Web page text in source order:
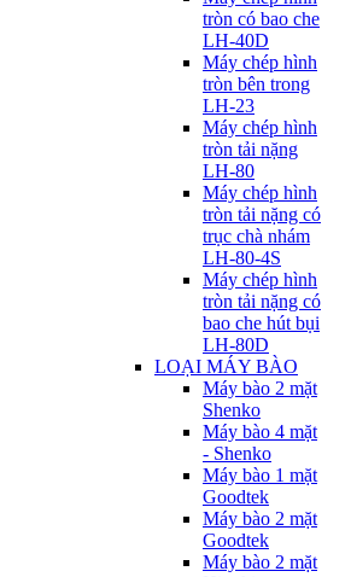
tròn có bao che
LH-40D
Máy chép hình
tròn bên trong
LH-23
Máy chép hình
tròn tải nặng
LH-80
Máy chép hình
tròn tải nặng có
trục chà nhám
LH-80-4S
Máy chép hình
tròn tải nặng có
bao che hút bụi
LH-80D
LOẠI MÁY BÀO
Máy bào 2 mặt
Shenko
Máy bào 4 mặt
- Shenko
Máy bào 1 mặt
Goodtek
Máy bào 2 mặt
Goodtek
Máy bào 2 mặt